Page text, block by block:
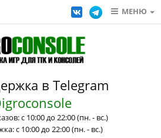
МЕНЮ
в Telegram
с 10:00 до 22:00 (пн. - вс.)
с 10:00 до 22:00 (пн. - вс.)